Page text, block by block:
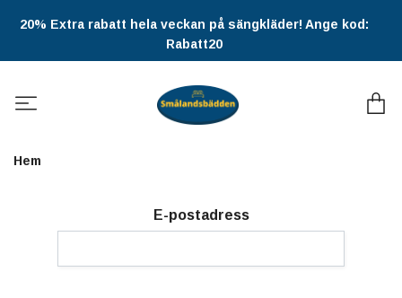
20% Extra rabatt hela veckan på sängkläder! Ange kod:
Rabatt20
Hem
E-postadress